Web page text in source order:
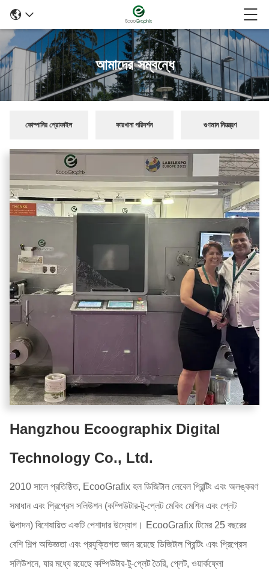
আমাদের সম্বন্ধে
কোম্পানির প্রোফাইল কারখানা পরিদর্শন গুণমান নিয়ন্ত্রণ
Hangzhou Ecoographix Digital
Technology Co., Ltd.
2010 সালে প্রতিষ্ঠিত, EcooGrafix হল ডিজিটাল লেবেল প্রিন্টিং এবং অলঙ্করণ
সমাধান এবং প্রিপ্রেস সলিউশন (কম্পিউটার-টু-প্লেট মেকিং মেশিন এবং প্লেট
উত্পাদন) বিশেষায়িত একটি পেশাদার উদ্যোগ। EcooGrafix টিমের 25 বছরের
বেশি শিল্প অভিজ্ঞতা এবং প্রযুক্তিগত জ্ঞান রয়েছে ডিজিটাল প্রিন্টিং এবং প্রিপ্রেস
সলিউশনে, যার মধ্যে রয়েছে কম্পিউটার-টু-প্লেট তৈরি, প্লেট, ওয়ার্কফ্লো